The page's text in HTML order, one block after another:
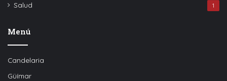
Salud 1
Menú
Candelaria
Güímar